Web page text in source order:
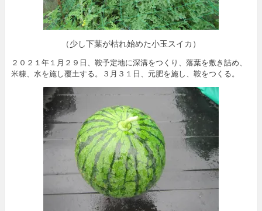
（少し下葉が枯れ始めた小玉スイカ）
２０２１年１月２９日、鞍予定地に深溝をつくり、落葉を敷き詰め、
米糠、水を施し覆土する。３月３１日、元肥を施し、鞍をつくる。